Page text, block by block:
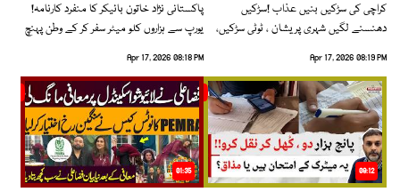
کراچی کی سڑکیں بنیں عذاب !سڑکیں
دھنسنے لگیں شہری پریشان ، ٹوٹی سڑکیں،
Apr 17, 2026 08:19 PM
پاکستانی نژاد خاتون بائیکر کا منفرد کارنامہ!
یورپ سے ہزاروں کلو میٹر سفر کر کے وطن پہنچ
Apr 17, 2026 08:18 PM
09:12
01:35